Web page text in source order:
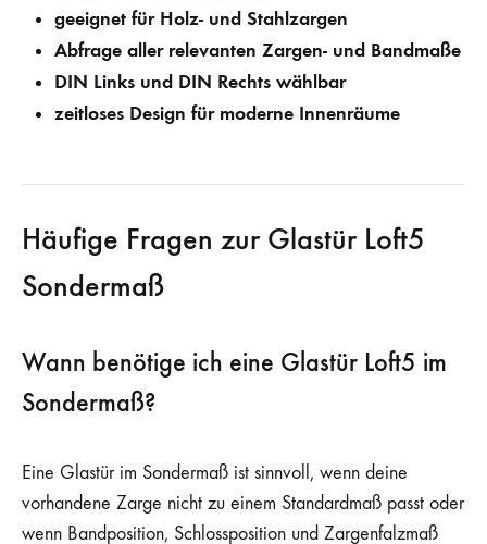
geeignet für Holz- und Stahlzargen
Abfrage aller relevanten Zargen- und Bandmaße
DIN Links und DIN Rechts wählbar
zeitloses Design für moderne Innenräume
Häufige Fragen zur Glastür Loft5
Sondermaß
Wann benötige ich eine Glastür Loft5 im
Sondermaß?
Eine Glastür im Sondermaß ist sinnvoll, wenn deine
vorhandene Zarge nicht zu einem Standardmaß passt oder
wenn Bandposition, Schlossposition und Zargenfalzmaß